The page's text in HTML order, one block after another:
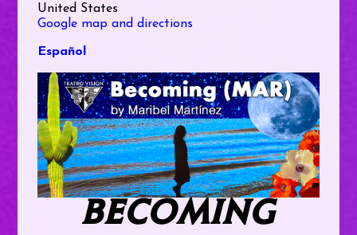
United States
Google map and directions
Español
BECOMING